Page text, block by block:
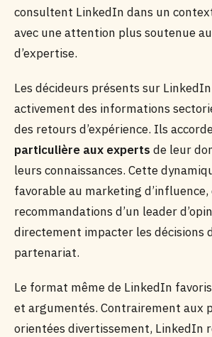
consultent LinkedIn dans un
avec une attention plus soutenue
d’expertise.
Les décideurs présents sur
activement des informations
des retours d’expérience. Ils
particulière aux experts de leur
leurs connaissances. Cette
favorable au marketing d’influence,
recommandations d’un leader
directement impacter les décisions
partenariat.
Le format même de LinkedIn
et argumentés. Contrairement aux
orientées divertissement, LinkedIn